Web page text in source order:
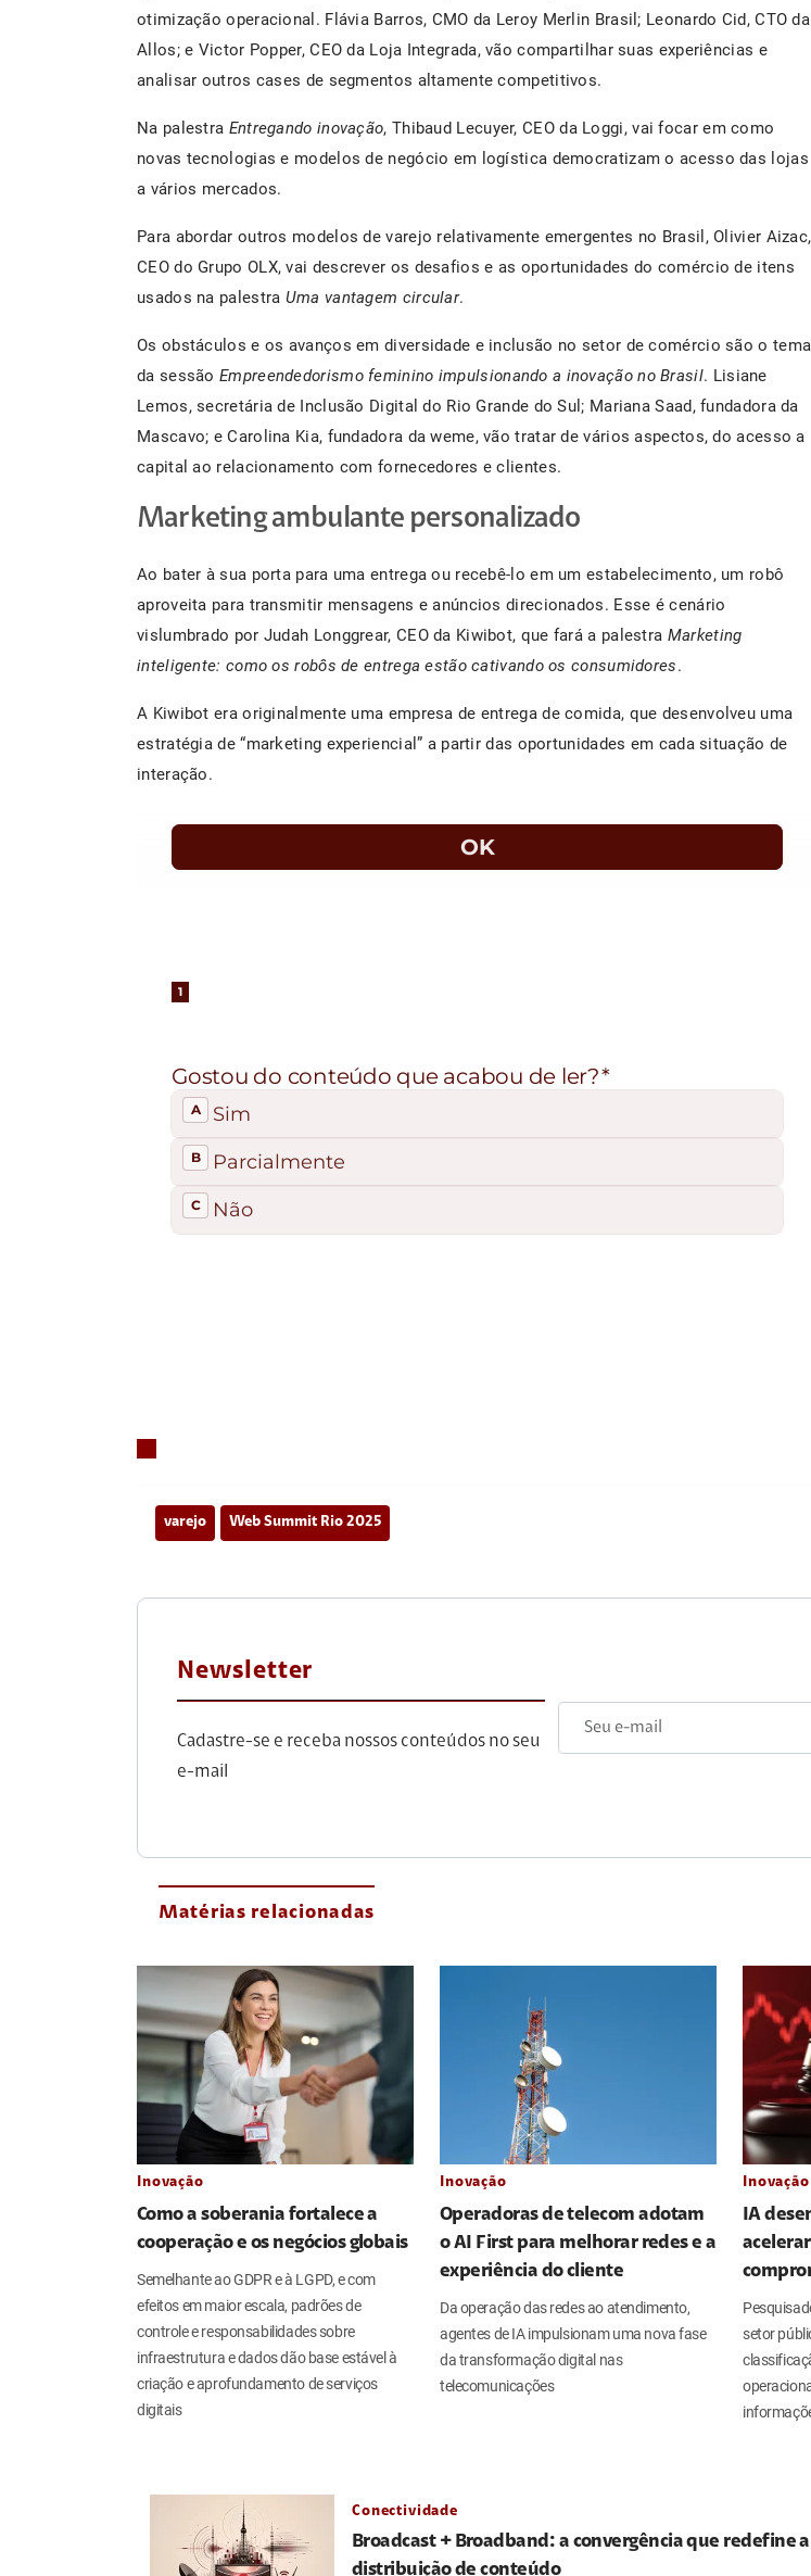
otimização operacional. Flávia Barros, CMO da Leroy Merlin Brasil; Leonardo Cid, CTO da
Allos; e Victor Popper, CEO da Loja Integrada, vão compartilhar suas experiências e
analisar outros cases de segmentos altamente competitivos.
Na palestra Entregando inovação, Thibaud Lecuyer, CEO da Loggi, vai focar em como
novas tecnologias e modelos de negócio em logística democratizam o acesso das lojas
a vários mercados.
Para abordar outros modelos de varejo relativamente emergentes no Brasil, Olivier Aizac,
CEO do Grupo OLX, vai descrever os desafios e as oportunidades do comércio de itens
usados na palestra Uma vantagem circular.
Os obstáculos e os avanços em diversidade e inclusão no setor de comércio são o tema
da sessão Empreendedorismo feminino impulsionando a inovação no Brasil. Lisiane
Lemos, secretária de Inclusão Digital do Rio Grande do Sul; Mariana Saad, fundadora da
Mascavo; e Carolina Kia, fundadora da weme, vão tratar de vários aspectos, do acesso a
capital ao relacionamento com fornecedores e clientes.
Marketing ambulante personalizado
Ao bater à sua porta para uma entrega ou recebê-lo em um estabelecimento, um robô
aproveita para transmitir mensagens e anúncios direcionados. Esse é cenário
vislumbrado por Judah Longgrear, CEO da Kiwibot, que fará a palestra Marketing
inteligente: como os robôs de entrega estão cativando os consumidores.
A Kiwibot era originalmente uma empresa de entrega de comida, que desenvolveu uma
estratégia de “marketing experiencial” a partir das oportunidades em cada situação de
interação.
varejo Web Summit Rio 2025
Newsletter
Cadastre-se e receba nossos conteúdos no seu
e-mail
Matérias relacionadas
Inovação
Como a soberania fortalece a
cooperação e os negócios globais
Semelhante ao GDPR e à LGPD, e com
efeitos em maior escala, padrões de
controle e responsabilidades sobre
infraestrutura e dados dão base estável à
criação e aprofundamento de serviços
digitais
Inovação
Operadoras de telecom adotam
o AI First para melhorar redes e a
experiência do cliente
Da operação das redes ao atendimento,
agentes de IA impulsionam uma nova fase
da transformação digital nas
telecomunicações
Inovação
IA
setor
Conectividade
Broadcast + Broadband: a convergência que redefine a
distribuição de conteúdo